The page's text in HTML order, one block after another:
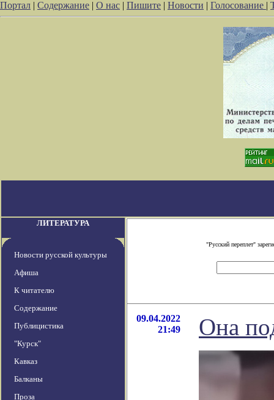
Портал | Содержание | О нас | Пишите | Новости | Голосование |
ЛИТЕРАТУРА
Новости русской культуры
Афиша
К читателю
Содержание
Публицистика
"Курск"
Кавказ
Балканы
Проза
"Русский переплет"
09.04.2022
21:49
Она